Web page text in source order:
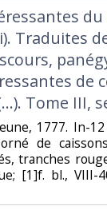
du
Traduites
de
Tome III,
1777. In-
de
tranches
[1]f. bl., VIII-